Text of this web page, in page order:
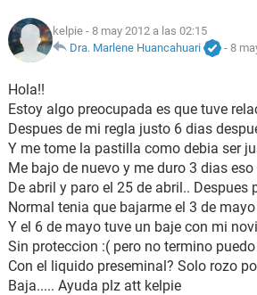
kelpie - 8 may 2012 a las 02:15
Dra. Marlene Huancahuari
- 8
Hola!!
Estoy algo preocupada es que tuve
Despues de mi regla justo 6 dias
Y me tome la pastilla como debia ser
Me bajo de nuevo y me duro 3 dias
De abril y paro el 25 de abril.. Despues
Normal tenia que bajarme el 3 de
Y el 6 de mayo tuve un baje con mi
Sin proteccion :( pero no termino
Con el liquido preseminal? Solo rozo
Baja..... Ayuda plz att kelpie